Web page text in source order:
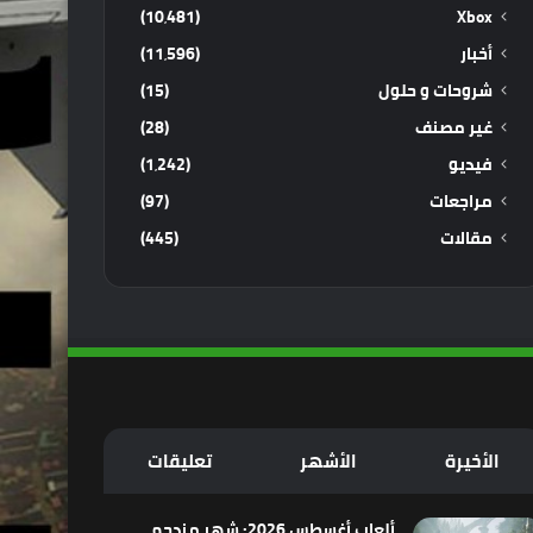
Xbox
(10٬481)
أخبار
(11٬596)
شروحات و حلول
(15)
غير مصنف
(28)
فيديو
(1٬242)
مراجعات
(97)
مقالات
(445)
الأخيرة الأشهر تعليقات